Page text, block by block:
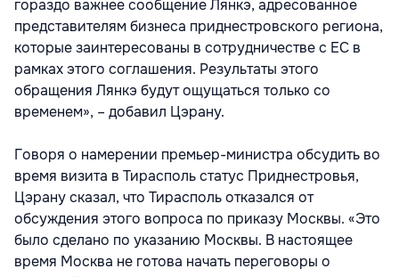
гораздо важнее сообщение Лянкэ, адресованное
представителям бизнеса приднестровского региона,
которые заинтересованы в сотрудничестве с ЕС в
рамках этого соглашения. Результаты этого
обращения Лянкэ будут ощущаться только со
временем», – добавил Цэрану.
Говоря о намерении премьер-министра обсудить во
время визита в Тирасполь статус Приднестровья,
Цэрану сказал, что Тирасполь отказался от
обсуждения этого вопроса по приказу Москвы. «Это
было сделано по указанию Москвы. В настоящее
время Москва не готова начать переговоры о